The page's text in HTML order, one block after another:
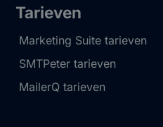
Tarieven
Marketing Suite tarieven
SMTPeter tarieven
MailerQ tarieven